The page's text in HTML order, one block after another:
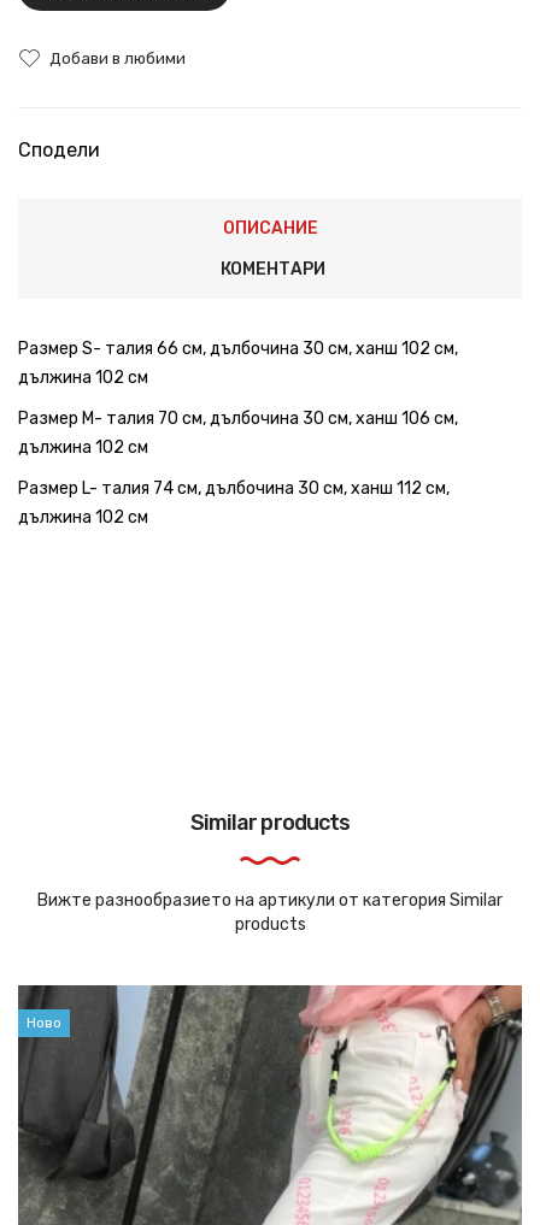
Добави в любими
Сподели
ОПИСАНИЕ
КОМЕНТАРИ
Размер S- талия 66 см, дълбочина 30 см, ханш 102 см,
дължина 102 см
Размер М- талия 70 см, дълбочина 30 см, ханш 106 см,
дължина 102 см
Размер L- талия 74 см, дълбочина 30 см, ханш 112 см,
дължина 102 см
Similar products
Вижте разнообразието на артикули от категория Similar
products
Ново